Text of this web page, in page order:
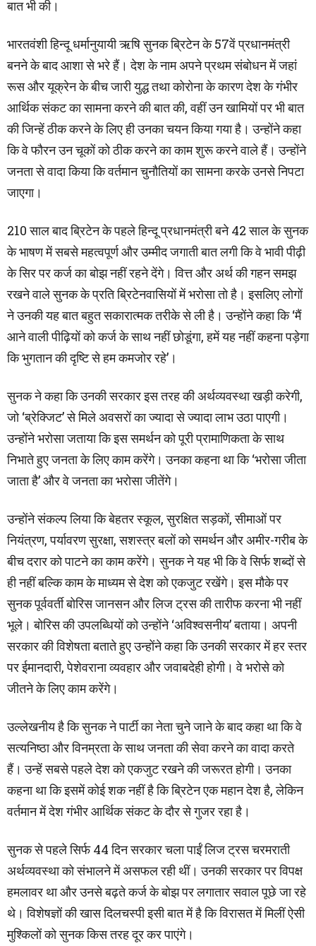
बात भी की।
भारतवंशी हिन्दू धर्मानुयायी ऋषि सुनक ब्रिटेन के 57वें प्रधानमंत्री
बनने के बाद आशा से भरे हैं। देश के नाम अपने प्रथम संबोधन में जहां
रूस और यूक्रेन के बीच जारी युद्ध तथा कोरोना के कारण देश के गंभीर
आर्थिक संकट का सामना करने की बात की, वहीं उन खामियों पर भी बात
की जिन्हें ठीक करने के लिए ही उनका चयन किया गया है। उन्होंने कहा
कि वे फौरन उन चूकों को ठीक करने का काम शुरू करने वाले हैं। उन्होंने
जनता से वादा किया कि वर्तमान चुनौतियों का सामना करके उनसे निपटा
जाएगा।
210 साल बाद ब्रिटेन के पहले हिन्दू प्रधानमंत्री बने 42 साल के सुनक
के भाषण में सबसे महत्वपूर्ण और उम्मीद जगाती बात लगी कि वे भावी पीढ़ी
के सिर पर कर्ज का बोझ नहीं रहने देंगे। वित्त और अर्थ की गहन समझ
रखने वाले सुनक के प्रति ब्रिटेनवासियों में भरोसा तो है। इसलिए लोगों
ने उनकी यह बात बहुत सकारात्मक तरीके से ली है। उन्होंने कहा कि ‘मैं
आने वाली पीढ़ियों को कर्ज के साथ नहीं छोडूंगा, हमें यह नहीं कहना पड़ेगा
कि भुगतान की दृष्टि से हम कमजोर रहे’।
सुनक ने कहा कि उनकी सरकार इस तरह की अर्थव्यवस्था खड़ी करेगी,
जो ‘ब्रेक्जिट’ से मिले अवसरों का ज्यादा से ज्यादा लाभ उठा पाएगी।
उन्होंने भरोसा जताया कि इस समर्थन को पूरी प्रामाणिकता के साथ
निभाते हुए जनता के लिए काम करेंगे। उनका कहना था कि ‘भरोसा जीता
जाता है’ और वे जनता का भरोसा जीतेंगे।
उन्होंने सं​कल्प लिया कि बेहतर स्कूल, सुरक्षित सड़कों, सीमाओं पर
नियंत्रण, पर्यावरण सुरक्षा, सशस्त्र बलों को समर्थन और अमीर-गरीब के
बीच दरार को पाटने का काम करेंगे। सुनक ने यह भी कि वे सिर्फ शब्दों से
ही नहीं बल्कि काम के माध्यम से देश को एकजुट रखेंगे। इस मौके पर
सुनक पूर्ववर्ती बोरिस जानसन और लिज ट्रस की तारीफ करना भी नहीं
भूले। बोरिस की उपलब्धियों को उन्होंने ‘अविश्वसनीय’ बताया। अपनी
सरकार की विशेषता बताते हुए उन्होंने कहा कि उनकी सरकार में हर स्तर
पर ईमानदारी, पेशेवराना व्यवहार और जवाबदेही होगी। वे भरोसे को
जीतने के लिए काम करेंगे।
उल्लेखनीय है कि सुनक ने पार्टी का नेता चुने जाने के बाद कहा था कि वे
सत्यनिष्ठा और विनम्रता के साथ जनता की सेवा करने का वादा करते
हैं। उन्हें सबसे पहले देश को एकजुट रखने की जरूरत होगी। उनका
कहना था कि इसमें कोई शक नहीं है कि ब्रिटेन एक महान देश है, लेकिन
वर्तमान में देश गंभीर आर्थिक संकट के दौर से गुजर रहा है।
सुनक से पहले सिर्फ 44 दिन सरकार चला पाईं लिज ट्रस चरमराती
अर्थव्यवस्था को संभालने में असफल रही थीं। उनकी सरकार पर विपक्ष
हमलावर था और उनसे बढ़ते कर्ज के बोझ पर लगातार सवाल पूछे जा रहे
थे। विशेषज्ञों की खास दिलचस्पी इसी बात में है कि विरासत में मिलीं ऐसी
मुश्किलों को सुनक किस तरह दूर कर पाएंगे।